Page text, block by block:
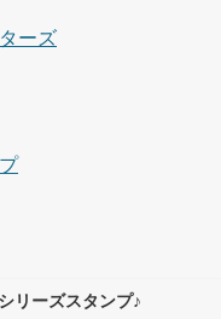
ーズ
リーズスタンプ♪